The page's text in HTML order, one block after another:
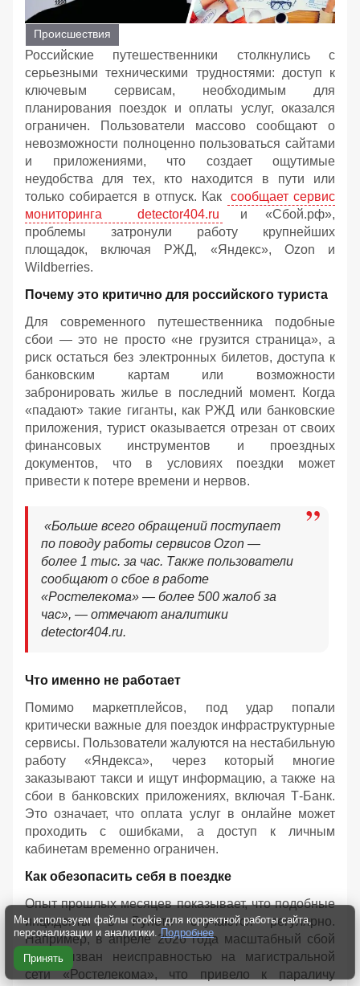
Происшествия
Российские путешественники столкнулись с
серьезными техническими трудностями: доступ к
ключевым сервисам, необходимым для
планирования поездок и оплаты услуг, оказался
ограничен. Пользователи массово сообщают о
невозможности полноценно пользоваться сайтами
и приложениями, что создает ощутимые
неудобства для тех, кто находится в пути или
только собирается в отпуск. Как
сообщает сервис
мониторинга detector404.ru
и «Сбой.рф»,
проблемы затронули работу крупнейших
площадок, включая РЖД, «Яндекс», Ozon и
Wildberries.
Почему это критично для российского туриста
Для современного путешественника подобные
сбои — это не просто «не грузится страница», а
риск остаться без электронных билетов, доступа к
банковским картам или возможности
забронировать жилье в последний момент. Когда
«падают» такие гиганты, как РЖД или банковские
приложения, турист оказывается отрезан от своих
финансовых инструментов и проездных
документов, что в условиях поездки может
привести к потере времени и нервов.
«Больше всего обращений поступает
по поводу работы сервисов Ozon —
более 1 тыс. за час. Также пользователи
сообщают о сбое в работе
«Ростелекома» — более 500 жалоб за
час», — отмечают аналитики
detector404.ru.
Что именно не работает
Помимо маркетплейсов, под удар попали
критически важные для поездок инфраструктурные
сервисы. Пользователи жалуются на нестабильную
работу «Яндекса», через который многие
заказывают такси и ищут информацию, а также на
сбои в банковских приложениях, включая Т-Банк.
Это означает, что оплата услуг в онлайне может
проходить с ошибками, а доступ к личным
кабинетам временно ограничен.
Как обезопасить себя в поездке
Опыт прошлых месяцев показывает, что подобные
инциденты в Рунете случаются регулярно.
Например, в апреле 2026 года масштабный сбой
был вызван неисправностью на магистральной
сети «Ростелекома», что привело к параличу
Мы используем файлы cookie для корректной работы сайта,
персонализации и аналитики. Подробнее
Принять